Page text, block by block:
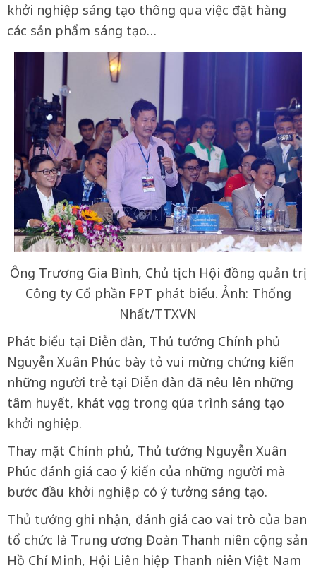
khởi nghiệp sáng tạo thông qua việc đặt hàng
các sản phẩm sáng tạo…
Ông Trương Gia Bình, Chủ tịch Hội đồng quản trị
Công ty Cổ phần FPT phát biểu. Ảnh: Thống
Nhất/TTXVN
Phát biểu tại Diễn đàn, Thủ tướng Chính phủ
Nguyễn Xuân Phúc bày tỏ vui mừng chứng kiến
những người trẻ tại Diễn đàn đã nêu lên những
tâm huyết, khát vọng trong qúa trình sáng tạo
khởi nghiệp.
Thay mặt Chính phủ, Thủ tướng Nguyễn Xuân
Phúc đánh giá cao ý kiến của những người mà
bước đầu khởi nghiệp có ý tưởng sáng tạo.
Thủ tướng ghi nhận, đánh giá cao vai trò của ban
tổ chức là Trung ương Đoàn Thanh niên cộng sản
Hồ Chí Minh, Hội Liên hiệp Thanh niên Việt Nam